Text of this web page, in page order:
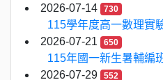
2026-07-14
730
115學年度高一數理實
2026-07-21
650
115年國一新生暑輔編
2026-07-29
552